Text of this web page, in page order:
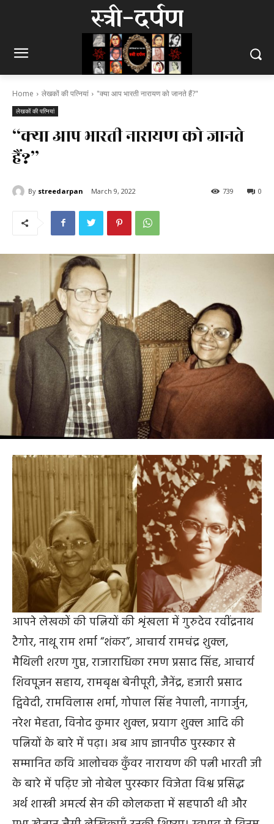
स्त्री-दर्पण
Home लेखकों की पत्नियां "क्या आप भारती नारायण को जानते हैं?"
लेखकों की पत्नियां
“क्या आप भारती नारायण को जानते
हैं?”
By streedarpan March 9, 2022 0
739
आपने लेखकों की पत्नियों की शृंखला में गुरुदेव रवींद्रनाथ
टैगोर, नाथू राम शर्मा “शंकर”, आचार्य रामचंद्र शुक्ल,
मैथिली शरण गुप्त, राजाराधिका रमण प्रसाद सिंह, आचार्य
शिवपूजन सहाय, रामबृक्ष बेनीपूरी, जैनेंद्र, हजारी प्रसाद
द्विवेदी, रामविलास शर्मा, गोपाल सिंह नेपाली, नागार्जुन,
नरेश मेहता, विनोद कुमार शुक्ल, प्रयाग शुक्ल आदि की
पत्नियों के बारे में पढ़ा। अब आप ज्ञानपीठ पुरस्कार से
सम्मानित कवि आलोचक कुँवर नारायण की पत्नी भारती जी
के बारे में पढ़िए जो नोबेल पुरस्कार विजेता विश्व प्रसिद्ध
अर्थ शास्त्री अमर्त्य सेन की कोलकत्ता में सहपाठी थी और